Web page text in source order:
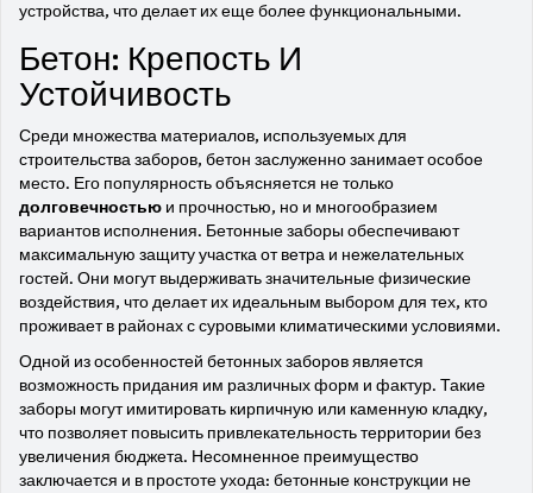
устройства, что делает их еще более функциональными.
Бетон: Крепость И
Устойчивость
Среди множества материалов, используемых для
строительства заборов, бетон заслуженно занимает особое
место. Его популярность объясняется не только
долговечностью и прочностью, но и многообразием
вариантов исполнения. Бетонные заборы обеспечивают
максимальную защиту участка от ветра и нежелательных
гостей. Они могут выдерживать значительные физические
воздействия, что делает их идеальным выбором для тех, кто
проживает в районах с суровыми климатическими условиями.
Одной из особенностей бетонных заборов является
возможность придания им различных форм и фактур. Такие
заборы могут имитировать кирпичную или каменную кладку,
что позволяет повысить привлекательность территории без
увеличения бюджета. Несомненное преимущество
заключается и в простоте ухода: бетонные конструкции не